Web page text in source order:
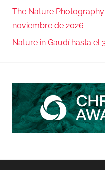
The Nature
noviembre de 2026
Nature in Gaudí hasta el